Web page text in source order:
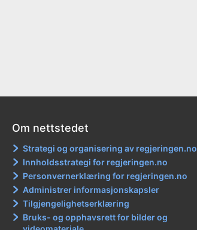
Om nettstedet
Strategi og organisering av regjeringen.no
Innholdsstrategi for regjeringen.no
Personvernerklæring for regjeringen.no
Administrer informasjonskapsler
Tilgjengelighetserklæring
Bruks- og opphavsrett for bilder og